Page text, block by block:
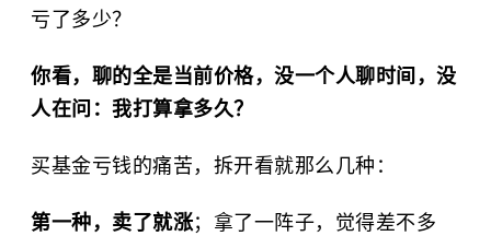
亏了多少？
你看，聊的全是当前价格，没一个人聊时间，没
人在问：我打算拿多久？
买基金亏钱的痛苦，拆开看就那么几种：
第一种，卖了就涨；拿了一阵子，觉得差不多